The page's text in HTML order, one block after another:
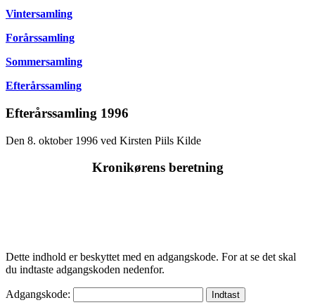
Vintersamling
Forårssamling
Sommersamling
Efterårssamling
Efterårssamling 1996
Den 8. oktober 1996 ved Kirsten Piils Kilde
Kronikørens beretning
Dette indhold er beskyttet med en adgangskode. For at se det skal
du indtaste adgangskoden nedenfor.
Adgangskode: